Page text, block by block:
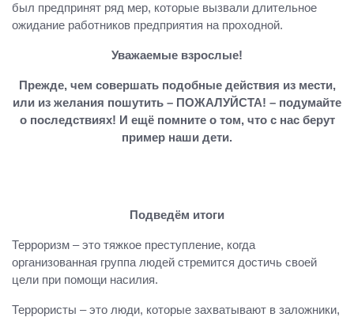
был предпринят ряд мер, которые вызвали длительное
ожидание работников предприятия на проходной.
Уважаемые взрослые!
Прежде, чем совершать подобные действия из мести,
или из желания пошутить – ПОЖАЛУЙСТА! – подумайте
о последствиях! И ещё помните о том, что с нас берут
пример наши дети.
Подведём итоги
Терроризм – это тяжкое преступление, когда
организованная группа людей стремится достичь своей
цели при помощи насилия.
Террористы – это люди, которые захватывают в заложники,